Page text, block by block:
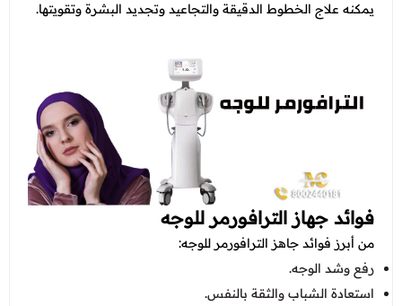
يمكنه علاج الخطوط الدقيقة والتجاعيد وتجديد البشرة وتقويتها.
فوائد جهاز الترافورمر للوجه
من أبرز فوائد جاهز الترافورمر للوجه:
رفع وشد الوجه.
استعادة الشباب والثقة بالنفس.